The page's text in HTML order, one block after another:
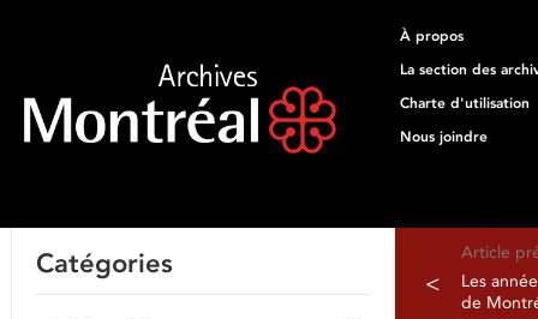
À propos
La section des
Charte d'utilisation
Nous joindre
Article
<
Les
de
Catégories